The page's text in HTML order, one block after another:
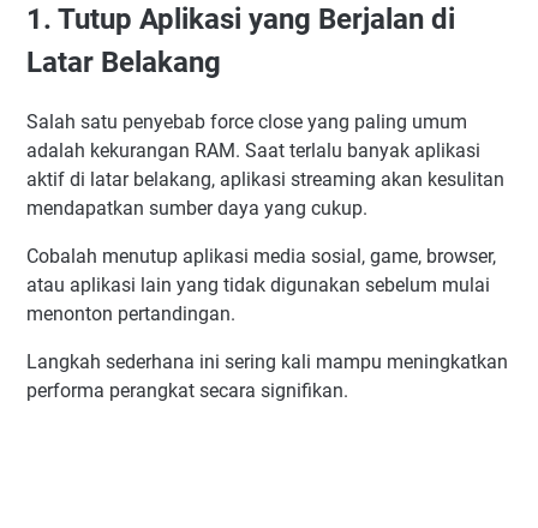
1. Tutup Aplikasi yang Berjalan di
Latar Belakang
Salah satu penyebab force close yang paling umum
adalah kekurangan RAM. Saat terlalu banyak aplikasi
aktif di latar belakang, aplikasi streaming akan kesulitan
mendapatkan sumber daya yang cukup.
Cobalah menutup aplikasi media sosial, game, browser,
atau aplikasi lain yang tidak digunakan sebelum mulai
menonton pertandingan.
Langkah sederhana ini sering kali mampu meningkatkan
performa perangkat secara signifikan.